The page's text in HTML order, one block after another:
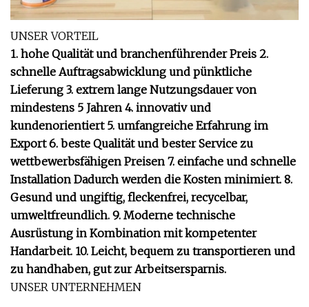
UNSER VORTEIL
1. hohe Qualität und branchenführender Preis 2.
schnelle Auftragsabwicklung und pünktliche
Lieferung 3. extrem lange Nutzungsdauer von
mindestens 5 Jahren 4. innovativ und
kundenorientiert 5. umfangreiche Erfahrung im
Export 6. beste Qualität und bester Service zu
wettbewerbsfähigen Preisen 7. einfache und schnelle
Installation Dadurch werden die Kosten minimiert. 8.
Gesund und ungiftig, fleckenfrei, recycelbar,
umweltfreundlich. 9. Moderne technische
Ausrüstung in Kombination mit kompetenter
Handarbeit. 10. Leicht, bequem zu transportieren und
zu handhaben, gut zur Arbeitsersparnis.
UNSER UNTERNEHMEN